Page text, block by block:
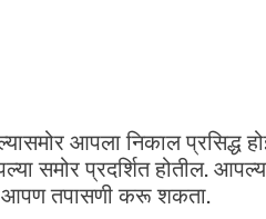
आपला निकाल प्रसिद्ध
समोर प्रदर्शित होतील.
आपण तपासणी करू शकता.